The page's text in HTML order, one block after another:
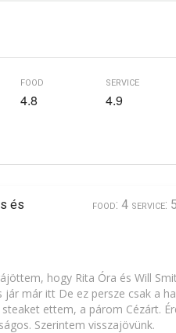
food
4.8
service
4.9
és
food: 4 service:
hogy Rita Óra és Will
már itt De ez persze csak a
ettem, a párom Cézárt.
Szerintem visszajövünk.